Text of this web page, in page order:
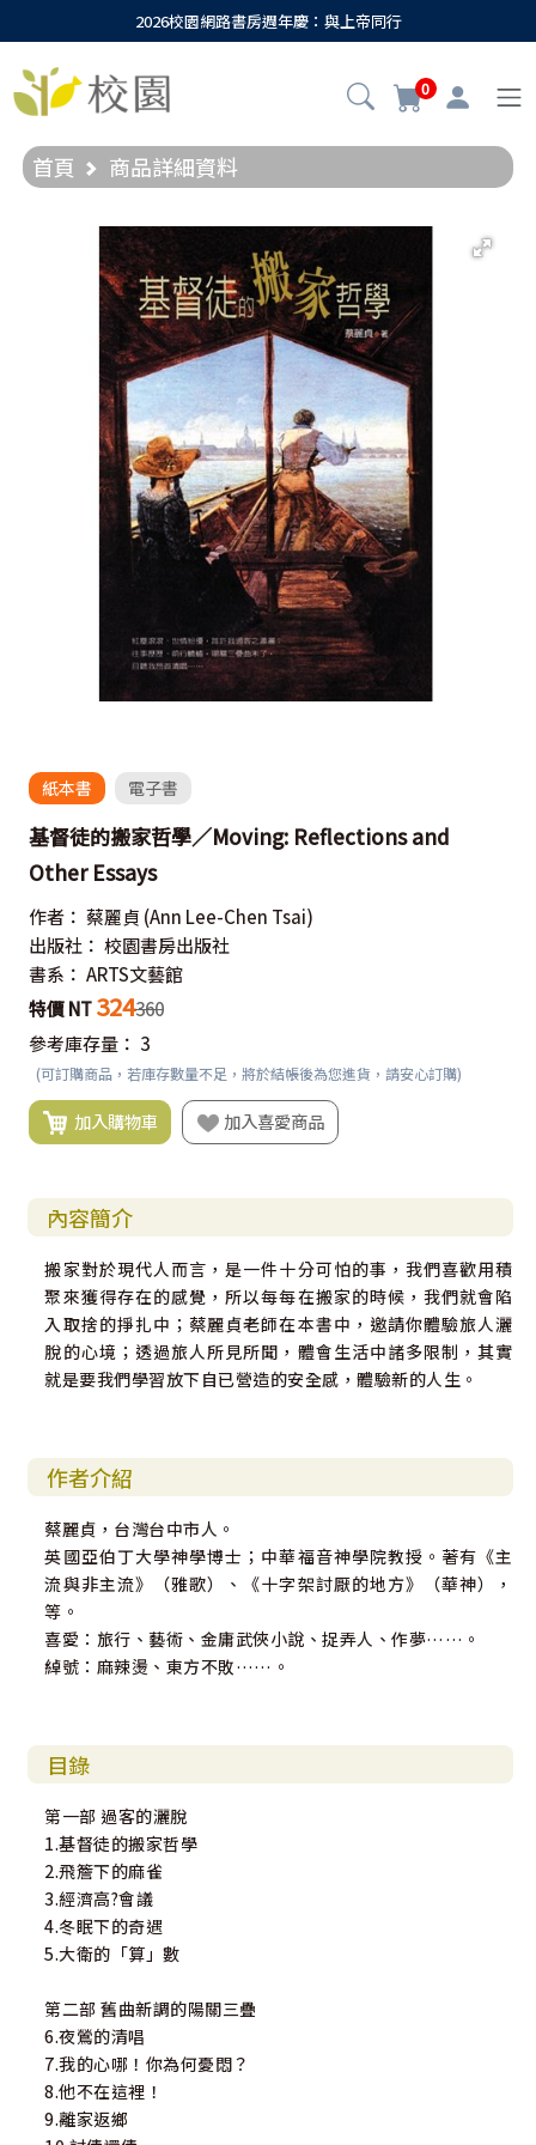
2026校園網路書房週年慶：與上帝同行
0
首頁 商品詳細資料
紙本書 電子書
基督徒的搬家哲學／Moving: Reflections and
Other Essays
作者： 蔡麗貞 (Ann Lee-Chen Tsai)
出版社： 校園書房出版社
書系： ARTS文藝館
特價 NT 324360
參考庫存量： 3
(可訂購商品，若庫存數量不足，將於結帳後為您進貨，請安心訂購)
加入購物車 加入喜愛商品
內容簡介
搬家對於現代人而言，是一件十分可怕的事，我們喜歡用積
聚來獲得存在的感覺，所以每每在搬家的時候，我們就會陷
入取捨的掙扎中；蔡麗貞老師在本書中，邀請你體驗旅人灑
脫的心境；透過旅人所見所聞，體會生活中諸多限制，其實
就是要我們學習放下自已營造的安全感，體驗新的人生。
作者介紹
蔡麗貞，台灣台中市人。
英國亞伯丁大學神學博士；中華福音神學院教授。著有《主
流與非主流》（雅歌）、《十字架討厭的地方》（華神），
等。
喜愛：旅行、藝術、金庸武俠小說、捉弄人、作夢……。
綽號：麻辣燙、東方不敗……。
目錄
第一部 過客的灑脫
1.基督徒的搬家哲學
2.飛簷下的麻雀
3.經濟高?會議
4.冬眠下的奇遇
5.大衛的「算」數
第二部 舊曲新調的陽關三疊
6.夜鶯的清唱
7.我的心哪！你為何憂悶？
8.他不在這裡！
9.離家返鄉